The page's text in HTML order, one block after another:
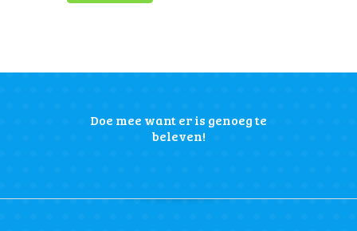
Doe mee want er is genoeg te
beleven!